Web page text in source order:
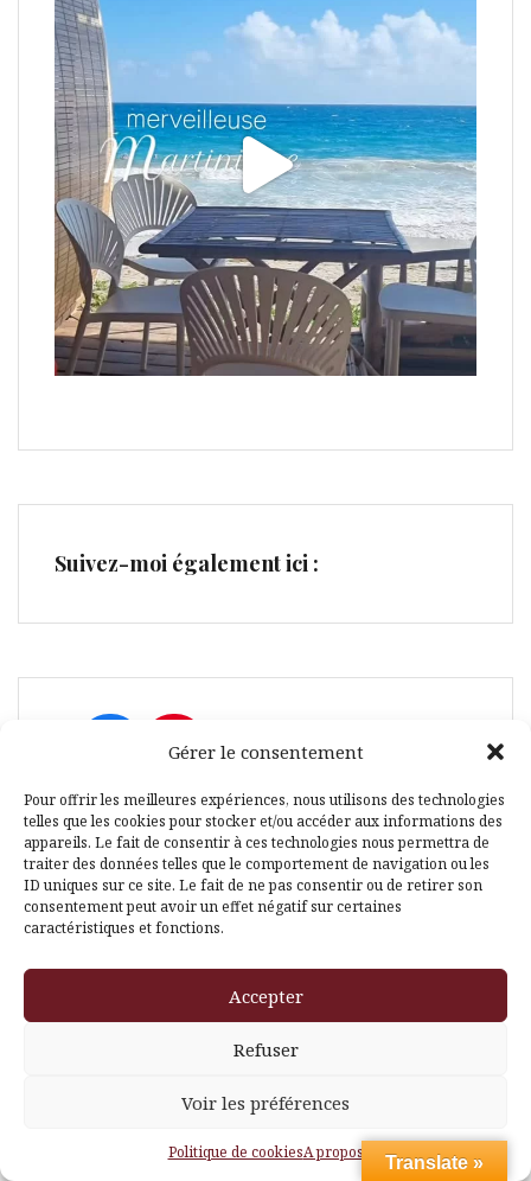
Gérer le consentement
Pour offrir les meilleures expériences, nous utilisons des technologies
telles que les cookies pour stocker et/ou accéder aux informations des
appareils. Le fait de consentir à ces technologies nous permettra de
traiter des données telles que le comportement de navigation ou les
ID uniques sur ce site. Le fait de ne pas consentir ou de retirer son
consentement peut avoir un effet négatif sur certaines
caractéristiques et fonctions.
Accepter
Refuser
Voir les préférences
Politique de cookiesA propos
Suivez-moi également ici :
Facebook
Pinterest
Fièrement propulsé par WordPress
Themeisle
Translate »